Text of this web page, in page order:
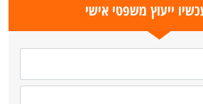
ייעוץ משפטי אישי